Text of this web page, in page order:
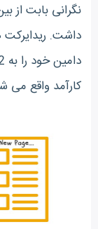
نگرانی بابت از
داشت.
کارآمد واقع می